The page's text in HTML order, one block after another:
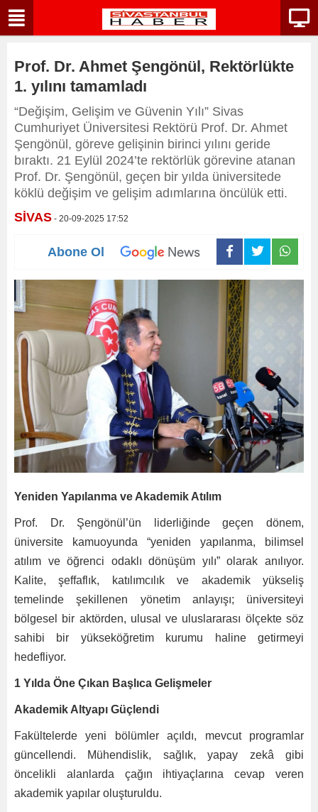
Prof. Dr. Ahmet Şengönül, Rektörlükte
1. yılını tamamladı
“Değişim, Gelişim ve Güvenin Yılı” Sivas
Cumhuriyet Üniversitesi Rektörü Prof. Dr. Ahmet
Şengönül, göreve gelişinin birinci yılını geride
bıraktı. 21 Eylül 2024’te rektörlük görevine atanan
Prof. Dr. Şengönül, geçen bir yılda üniversitede
köklü değişim ve gelişim adımlarına öncülük etti.
SİVAS - 20-09-2025 17:52
Abone Ol
Yeniden Yapılanma ve Akademik Atılım
Prof. Dr. Şengönül’ün liderliğinde geçen dönem,
üniversite kamuoyunda “yeniden yapılanma, bilimsel
atılım ve öğrenci odaklı dönüşüm yılı” olarak anılıyor.
Kalite, şeffaflık, katılımcılık ve akademik yükseliş
temelinde şekillenen yönetim anlayışı; üniversiteyi
bölgesel bir aktörden, ulusal ve uluslararası ölçekte söz
sahibi bir yükseköğretim kurumu haline getirmeyi
hedefliyor.
1 Yılda Öne Çıkan Başlıca Gelişmeler
Akademik Altyapı Güçlendi
Fakültelerde yeni bölümler açıldı, mevcut programlar
güncellendi. Mühendislik, sağlık, yapay zekâ gibi
öncelikli alanlarda çağın ihtiyaçlarına cevap veren
akademik yapılar oluşturuldu.